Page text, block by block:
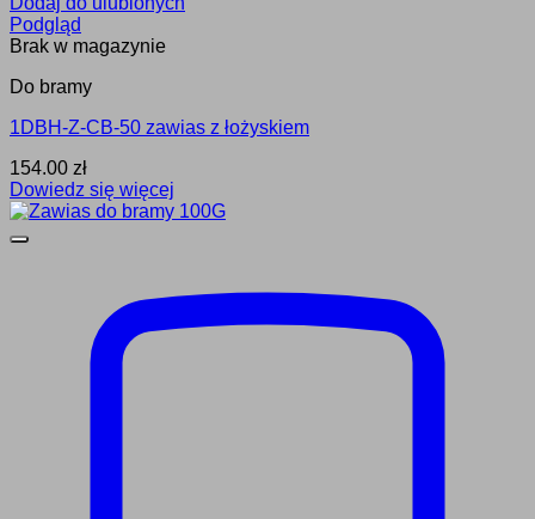
Podgląd
Brak w magazynie
Do bramy
1DBH-Z-CB-50 zawias z łożyskiem
154.00 zł
Dowiedz się więcej